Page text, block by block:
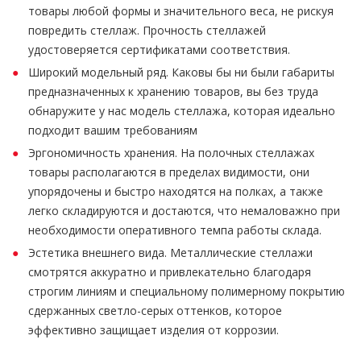
товары любой формы и значительного веса, не рискуя
повредить стеллаж. Прочность стеллажей
удостоверяется сертификатами соответствия.
Широкий модельный ряд. Каковы бы ни были габариты
предназначенных к хранению товаров, вы без труда
обнаружите у нас модель стеллажа, которая идеально
подходит вашим требованиям
Эргономичность хранения. На полочных стеллажах
товары располагаются в пределах видимости, они
упорядочены и быстро находятся на полках, а также
легко складируются и достаются, что немаловажно при
необходимости оперативного темпа работы склада.
Эстетика внешнего вида. Металлические стеллажи
смотрятся аккуратно и привлекательно благодаря
строгим линиям и специальному полимерному покрытию
сдержанных светло-серых оттенков, которое
эффективно защищает изделия от коррозии.